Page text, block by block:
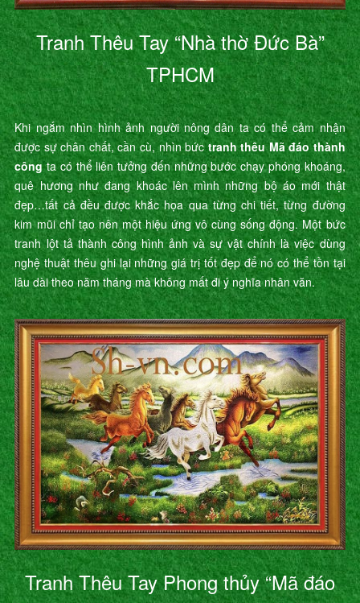
Tranh Thêu Tay “Nhà thờ Đức Bà”
TPHCM
Khi ngắm nhìn hình ảnh người nông dân ta có thể cảm nhận
được sự chân chất, cần cù, nhìn bứctranh thêu Mã đáo thành
côngta có thể liên tưởng đến những bước chạy phóng khoáng,
quê hương như đang khoác lên mình những bộ áo mới thật
đẹp…tất cả đều được khắc họa qua từng chi tiết, từng đường
kim mũi chỉ tạo nên một hiệu ứng vô cùng sống động. Một bức
tranh lột tả thành công hình ảnh và sự vật chính là việc dùng
nghệ thuật thêu ghi lại những giá trị tốt đẹp để nó có thể tồn tại
lâu dài theo năm tháng mà không mất đi ý nghĩa nhân văn.
Tranh Thêu Tay Phong thủy “Mã đáo